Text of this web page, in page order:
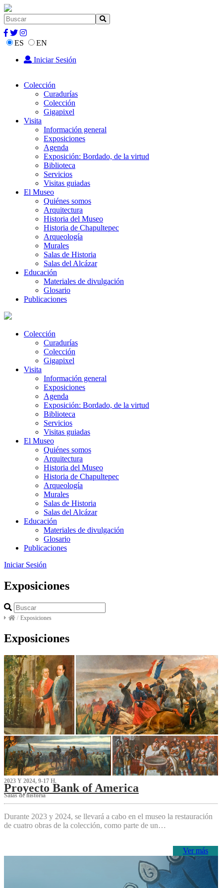
ES
EN
Iniciar Sesión
Colección
Curadurías
Colección
Gigapixel
Visita
Información general
Exposiciones
Agenda
Exposición: Bordado, de la virtud
Biblioteca
Servicios
Visitas guiadas
El Museo
Quiénes somos
Arquitectura
Historia del Museo
Historia de Chapultepec
Arqueología
Murales
Salas de Historia
Salas del Alcázar
Educación
Materiales de divulgación
Glosario
Publicaciones
Colección
Curadurías
Colección
Gigapixel
Visita
Información general
Exposiciones
Agenda
Exposición: Bordado, de la virtud
Biblioteca
Servicios
Visitas guiadas
El Museo
Quiénes somos
Arquitectura
Historia del Museo
Historia de Chapultepec
Arqueología
Murales
Salas de Historia
Salas del Alcázar
Educación
Materiales de divulgación
Glosario
Publicaciones
Iniciar Sesión
Exposiciones
/ Exposiciones
Exposiciones
2023 Y 2024, 9-17 H.
Proyecto Bank of America
S‌alas de historia
Durante 2023 y 2024, se llevará a cabo en el museo la restauración
de cuatro obras de la colección, como parte de un…
Ver más